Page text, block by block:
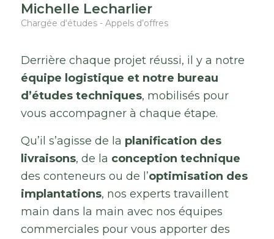
Michelle Lecharlier
Chargée d‘études - Appels d’offres
Derrière chaque projet réussi, il y a notre
équipe logistique et notre bureau
d’études techniques, mobilisés pour
vous accompagner à chaque étape.
Qu’il s’agisse de la planification des
livraisons, de la conception technique
des conteneurs ou de l’optimisation des
implantations, nos experts travaillent
main dans la main avec nos équipes
commerciales pour vous apporter des